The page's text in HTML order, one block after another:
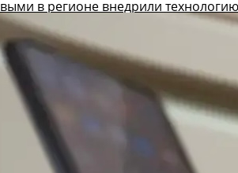
в регионе внедрили